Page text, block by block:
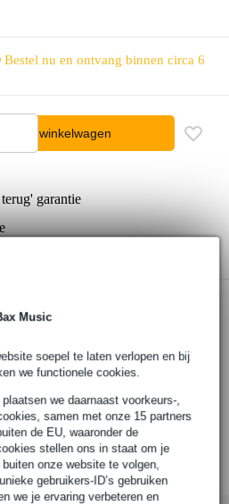
Music
soepel te laten verlopen en bij
we functionele cookies.
we daarnaast voorkeurs-,
samen met onze 15 partners
de EU, waaronder de
stellen ons in staat om je
onze website te volgen,
gebruikers-ID’s gebruiken
we je ervaring verbeteren en
Bestel nu en ontvang binnen circa 6
In winkelwagen
garantie
SL 87 XA - 8 Ohm waterdichte
79837685